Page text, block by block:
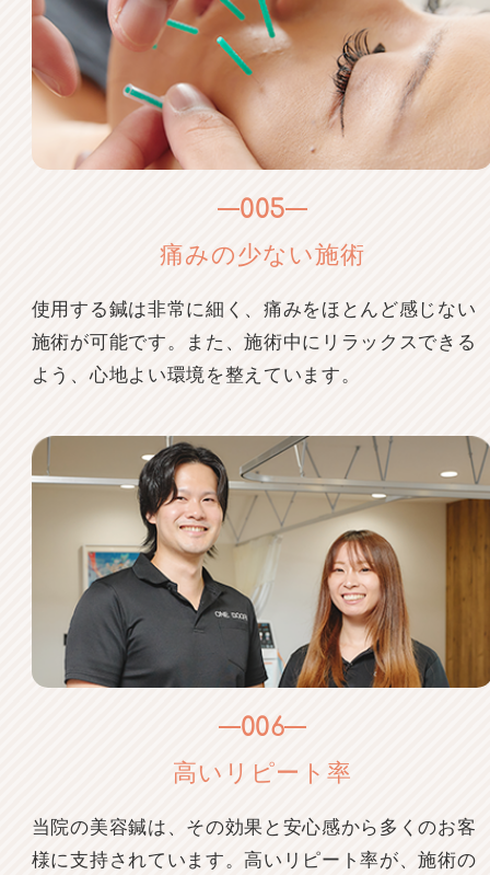
005
痛みの少ない施術
使用する鍼は非常に細く、痛みをほとんど感じない
施術が可能です。また、施術中にリラックスできる
よう、心地よい環境を整えています。
006
高いリピート率
当院の美容鍼は、その効果と安心感から多くのお客
様に支持されています。高いリピート率が、施術の